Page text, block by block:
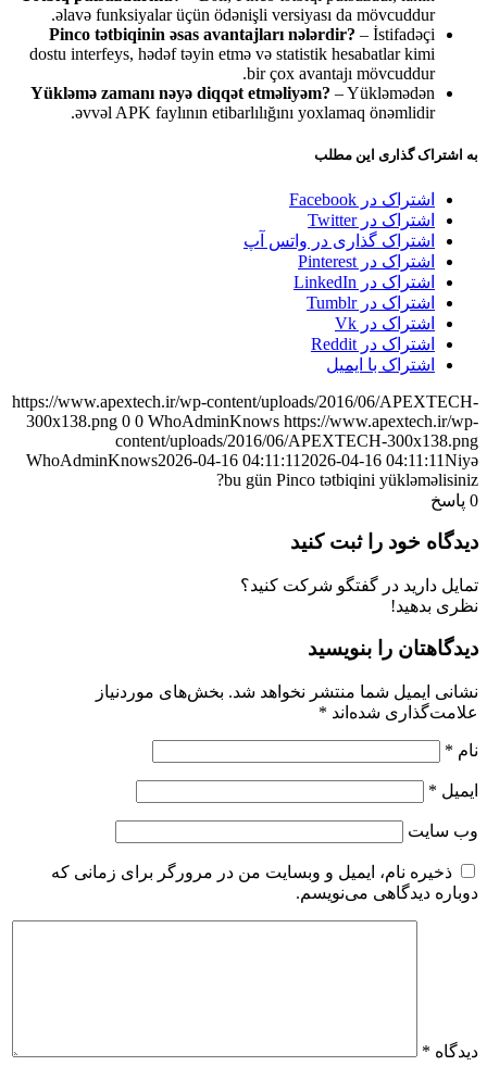
əlavə funksiyalar üçün ödənişli versiyası da mövcuddur.
Pinco tətbiqinin əsas avantajları nələrdir? – İstifadəçi
dostu interfeys, hədəf təyin etmə və statistik hesabatlar kimi
bir çox avantajı mövcuddur.
Yükləmə zamanı nəyə diqqət etməliyəm? – Yükləmədən
əvvəl APK faylının etibarlılığını yoxlamaq önəmlidir.
به اشتراک گذاری این مطلب
اشتراک در Facebook
اشتراک در Twitter
اشتراک گذاری در واتس آپ
اشتراک در Pinterest
اشتراک در LinkedIn
اشتراک در Tumblr
اشتراک در Vk
اشتراک در Reddit
اشتراک با ایمیل
https://www.apextech.ir/wp-content/uploads/2016/06/APEXTECH-
300x138.png 0 0 WhoAdminKnows https://www.apextech.ir/wp-
content/uploads/2016/06/APEXTECH-300x138.png
WhoAdminKnows2026-04-16 04:11:11 2026-04-16 04:11:11Niyə
bu gün Pinco tətbiqini yükləməlisiniz?
0 پاسخ
دیدگاه خود را ثبت کنید
تمایل دارید در گفتگو شرکت کنید؟
نظری بدهید!
دیدگاهتان را بنویسید
نشانی ایمیل شما منتشر نخواهد شد. بخش‌های موردنیاز
علامت‌گذاری شده‌اند *
نام *
ایمیل *
وب‌ سایت
ذخیره نام، ایمیل و وبسایت من در مرورگر برای زمانی که
دوباره دیدگاهی می‌نویسم.
دیدگاه *